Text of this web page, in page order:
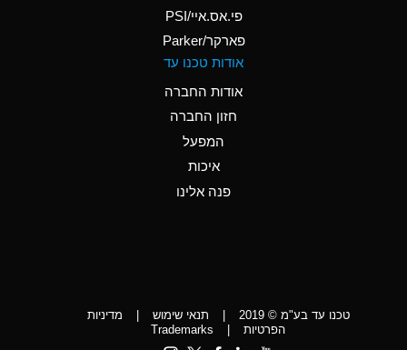
Ammonium Sulfate
*
Amyl Acetate (Banana
Aniline
D
פי.אס.איי/PSI
פארקר/Parker
אודות טכנו עד
אודות החברה
חזון החברה
המפעל
איכות
פנה אלינו
טכנו עד בע"מ © 2019 | תנאי שימוש |
מדיניות
הפרטיות
|
Trademarks